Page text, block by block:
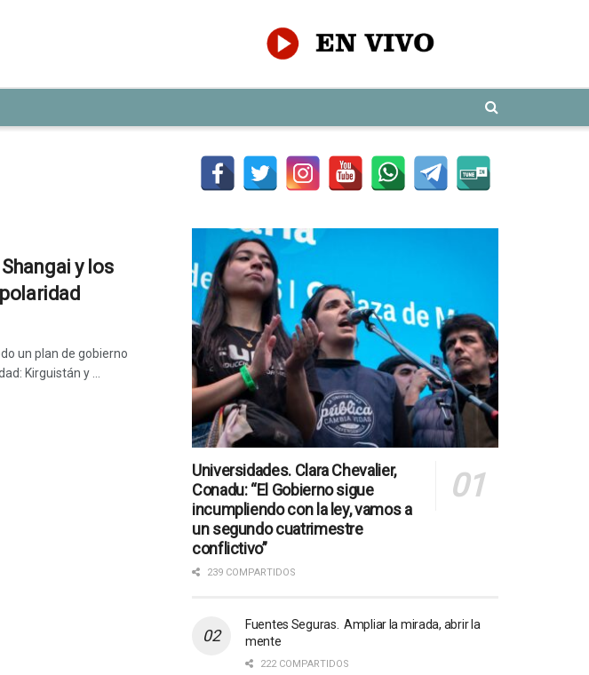
y los
un plan de gobierno
Kirguistán y ...
Universidades. Clara Chevalier,
Conadu: “El Gobierno sigue
incumpliendo con la ley, vamos a
un segundo cuatrimestre
conflictivo”
239 COMPARTIDOS
Fuentes Seguras. Ampliar la mirada, abrir la
mente
222 COMPARTIDOS